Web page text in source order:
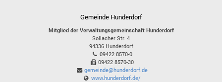
Gemeinde Hunderdorf
Mitglied der Verwaltungsgemeinschaft Hunderdorf
Sollacher Str. 4
94336 Hunderdorf
09422 8570-0
09422 8570-30
gemeinde@hunderdorf.de
www.hunderdorf.de/